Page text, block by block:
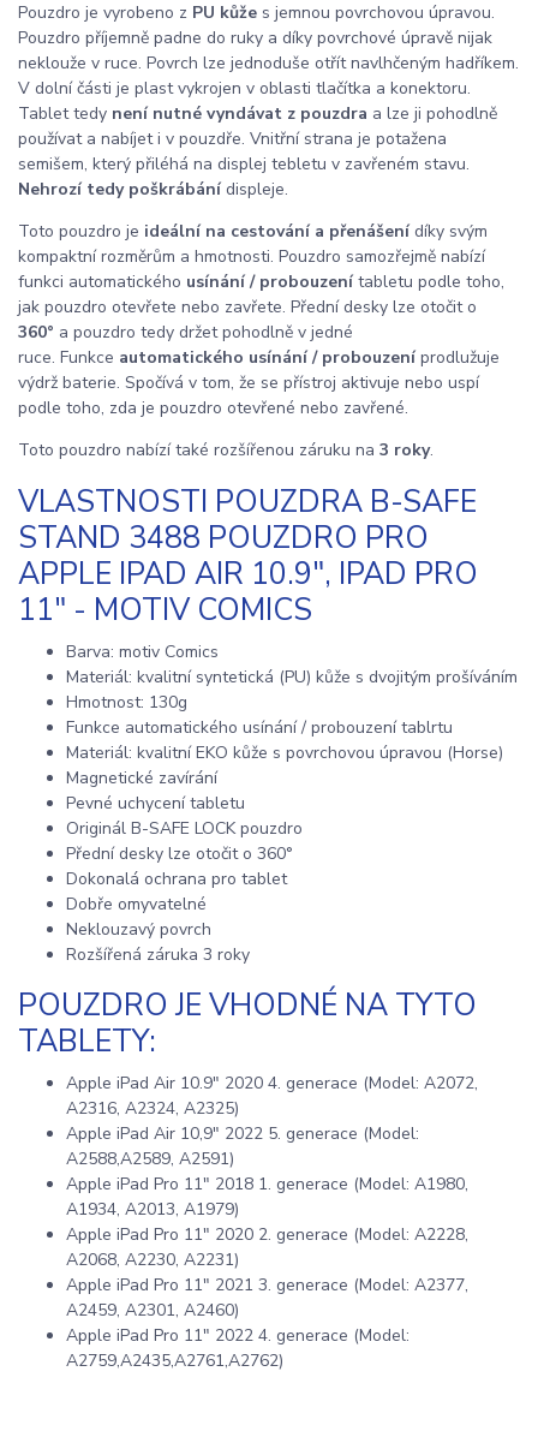
Pouzdro je vyrobeno z PU kůže s jemnou povrchovou úpravou.
Pouzdro příjemně padne do ruky a díky povrchové úpravě nijak
neklouže v ruce. Povrch lze jednoduše otřít navlhčeným hadříkem.
V dolní části je plast vykrojen v oblasti tlačítka a konektoru.
Tablet tedy není nutné vyndávat z pouzdra a lze ji pohodlně
používat a nabíjet i v pouzdře. Vnitřní strana je potažena
semišem, který přiléhá na displej tebletu v zavřeném stavu.
Nehrozí tedy poškrábánídispleje.
Toto pouzdro je ideální na cestování a přenášenídíky svým
kompaktní rozměrům a hmotnosti. Pouzdro samozřejmě nabízí
funkci automatického usínání / probouzenítabletu podle toho,
jak pouzdro otevřete nebo zavřete. Přední desky lze otočit o
360° a pouzdro tedy držet pohodlně v jedné
ruce. Funkce automatického usínání / probouzeníprodlužuje
výdrž baterie. Spočívá v tom, že se přístroj aktivuje nebo uspí
podle toho, zda je pouzdro otevřené nebo zavřené.
Toto pouzdro nabízí také rozšířenou záruku na 3 roky.
VLASTNOSTI POUZDRA B-SAFE
STAND 3488 POUZDRO PRO
APPLE IPAD AIR 10.9", IPAD PRO
11" - MOTIV COMICS
Barva: motiv Comics
Materiál: kvalitní syntetická (PU) kůže s dvojitým prošíváním
Hmotnost: 130g
Funkce automatického usínání / probouzení tablrtu
Materiál: kvalitní EKO kůže s povrchovou úpravou (Horse)
Magnetické zavírání
Pevné uchycení tabletu
Originál B-SAFE LOCK pouzdro
Přední desky lze otočit o 360°
Dokonalá ochrana pro tablet
Dobře omyvatelné
Neklouzavý povrch
Rozšířená záruka 3 roky
POUZDRO JE VHODNÉ NA TYTO
TABLETY:
Apple iPad Air 10.9" 2020 4. generace (Model: A2072,
A2316, A2324, A2325)
Apple iPad Air 10,9" 2022 5. generace (Model:
A2588,A2589, A2591)
Apple iPad Pro 11" 2018 1. generace (Model: A1980,
A1934, A2013, A1979)
Apple iPad Pro 11" 2020 2. generace (Model: A2228,
A2068, A2230, A2231)
Apple iPad Pro 11" 2021 3. generace (Model: A2377,
A2459, A2301, A2460)
Apple iPad Pro 11" 2022 4. generace (Model:
A2759,A2435,A2761,A2762)